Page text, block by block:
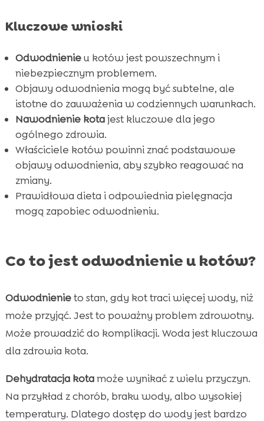
lepsze nawodnienie?
Znaczenie odpowiedniej kuwety dla zdrowia
kota
 Kiedy udać się do weterynarza?
 Jak opiekować się kotem po stwierdzeniu
odwodnienia?
 Wniosek
 FAQ
Kluczowe wnioski
Odwodnienieu kotów jest powszechnym i
niebezpiecznym problemem.
Objawy odwodnienia mogą być subtelne, ale
istotne do zauważenia w codziennych warunkach.
Nawodnienie kotajest kluczowe dla jego
ogólnego zdrowia.
Właściciele kotów powinni znać podstawowe
objawy odwodnienia, aby szybko reagować na
zmiany.
Prawidłowa dieta i odpowiednia pielęgnacja
mogą zapobiec odwodnieniu.
Co to jest odwodnienie u kotów?
Odwodnienieto stan, gdy kot traci więcej wody, niż
może przyjąć. Jest to poważny problem zdrowotny.
Może prowadzić do komplikacji. Woda jest kluczowa
dla zdrowia kota.
Dehydratacja kotamoże wynikać z wielu przyczyn.
Na przykład z chorób, braku wody, albo wysokiej
temperatury. Dlatego dostęp do wody jest bardzo